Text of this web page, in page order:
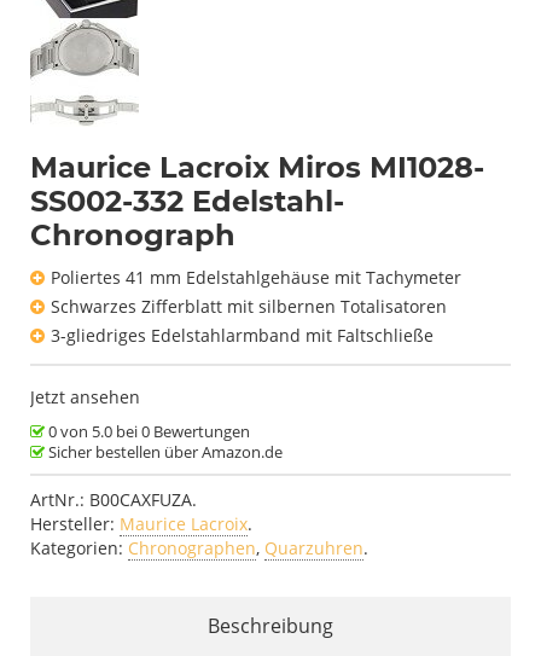
Maurice Lacroix Miros MI1028-
SS002-332 Edelstahl-
Chronograph
Poliertes 41 mm Edelstahlgehäuse mit Tachymeter
Schwarzes Zifferblatt mit silbernen Totalisatoren
3-gliedriges Edelstahlarmband mit Faltschließe
Jetzt ansehen
0 von 5.0 bei 0 Bewertungen
Sicher bestellen über Amazon.de
ArtNr.: B00CAXFUZA.
Hersteller: Maurice Lacroix.
Kategorien: Chronographen, Quarzuhren.
Beschreibung